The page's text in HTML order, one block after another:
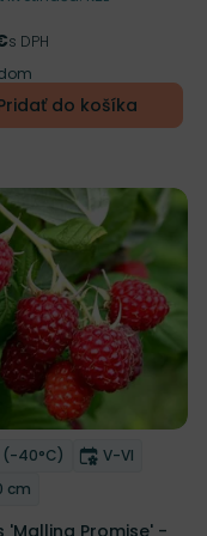
s DPH
do košíka
do zoznamu želaní
(-40°C) Doba
V-VI
rastliny
cm
'Malling Promise' -